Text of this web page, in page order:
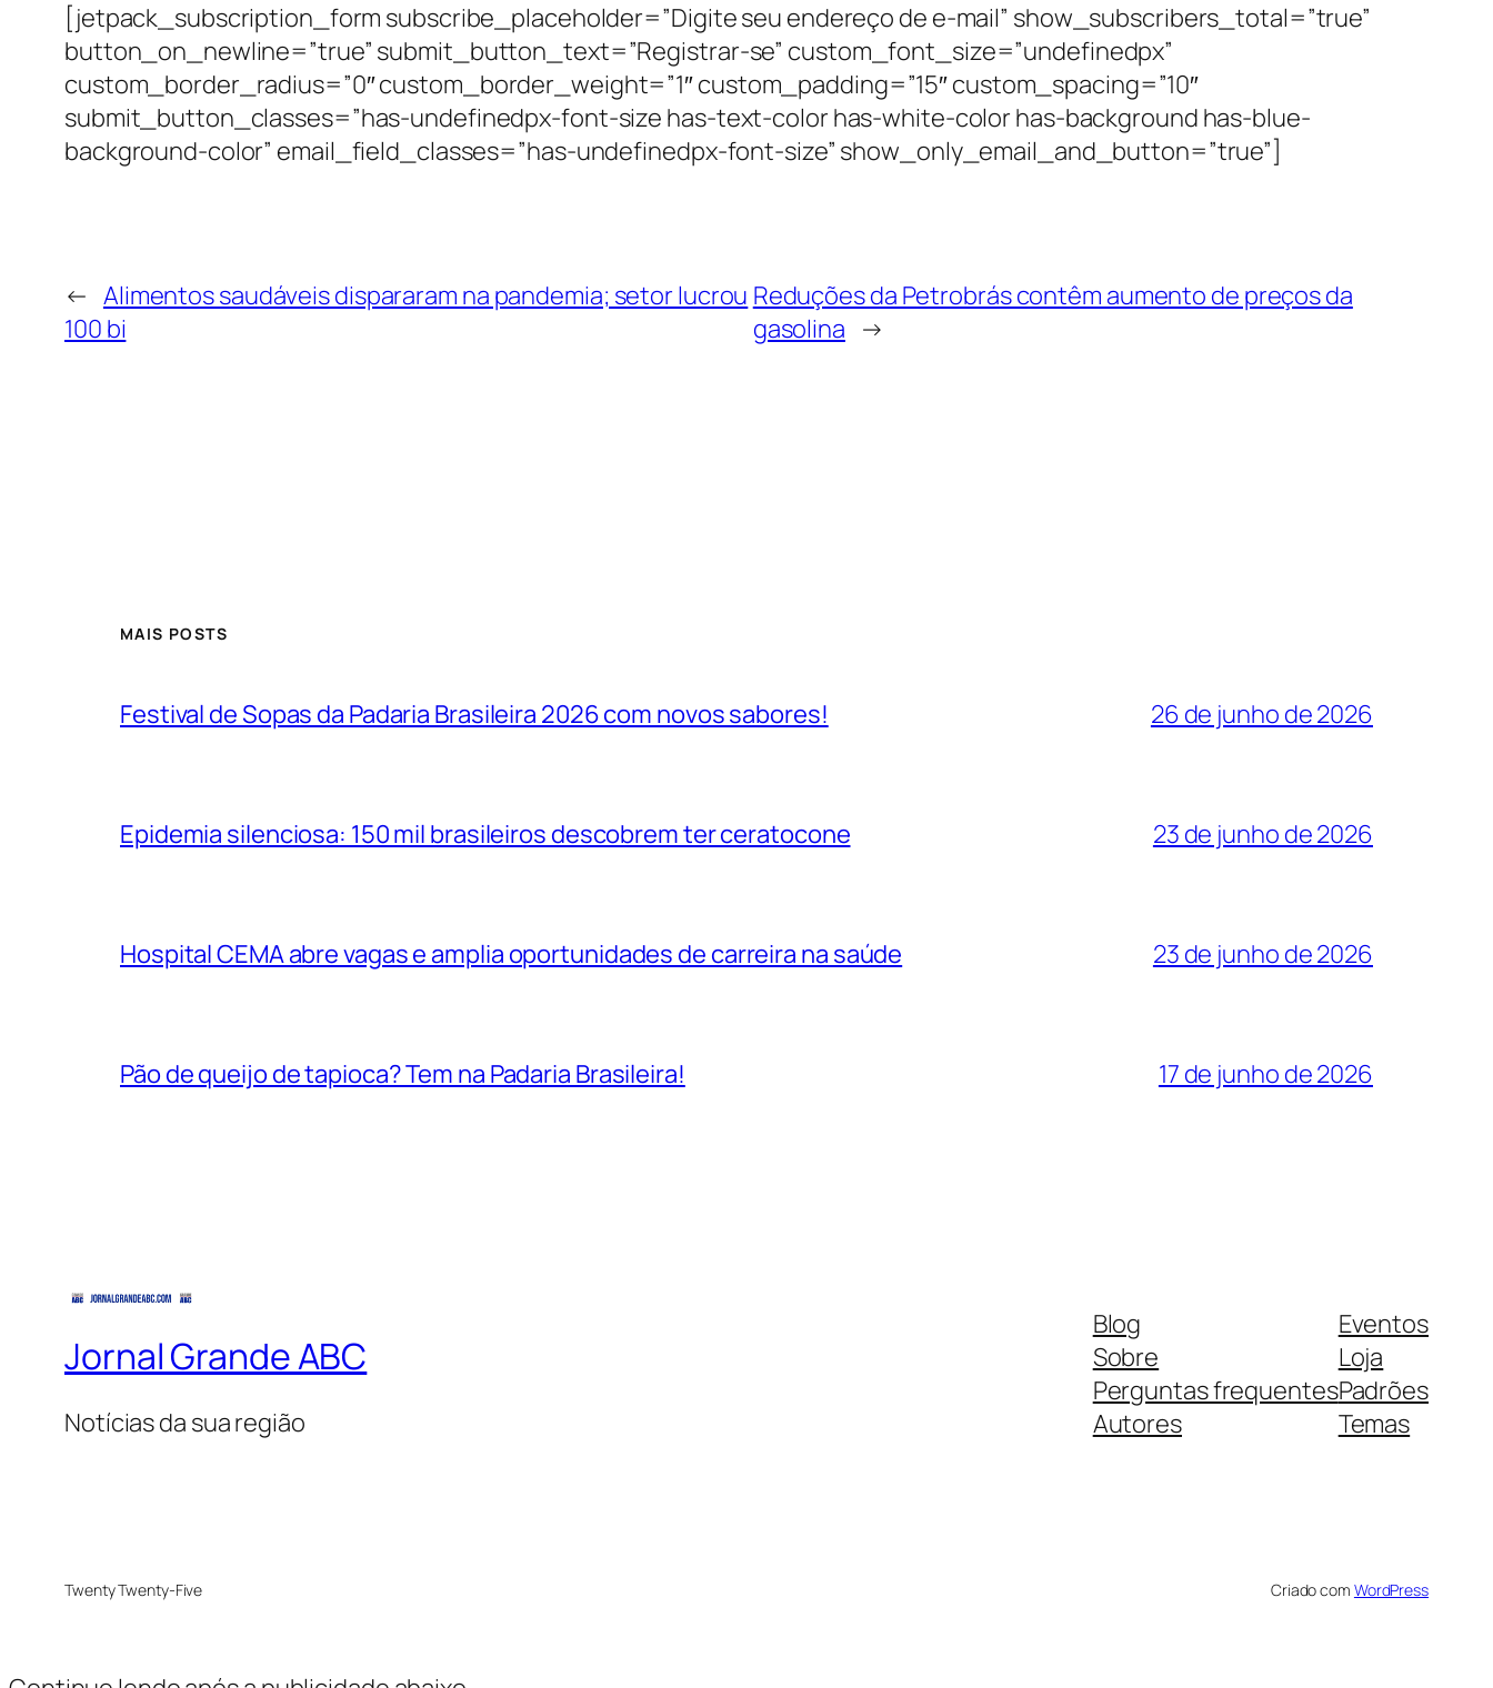
[jetpack_subscription_form subscribe_placeholder=”Digite seu endereço de e-mail” show_subscribers_total=”true”
button_on_newline=”true” submit_button_text=”Registrar-se” custom_font_size=”undefinedpx”
custom_border_radius=”0″ custom_border_weight=”1″ custom_padding=”15″ custom_spacing=”10″
submit_button_classes=”has-undefinedpx-font-size has-text-color has-white-color has-background has-blue-
background-color” email_field_classes=”has-undefinedpx-font-size” show_only_email_and_button=”true”]
← Alimentos saudáveis dispararam na pandemia; setor lucrou
100 bi
Reduções da Petrobrás contêm aumento de preços da
gasolina →
MAIS POSTS
Festival de Sopas da Padaria Brasileira 2026 com novos sabores! 26 de junho de 2026
Epidemia silenciosa: 150 mil brasileiros descobrem ter ceratocone 23 de junho de 2026
Hospital CEMA abre vagas e amplia oportunidades de carreira na saúde 23 de junho de 2026
Pão de queijo de tapioca? Tem na Padaria Brasileira! 17 de junho de 2026
Jornal Grande ABC
Notícias da sua região
Blog
Sobre
Perguntas frequentes
Autores
Eventos
Loja
Padrões
Temas
Twenty Twenty-Five Criado com WordPress